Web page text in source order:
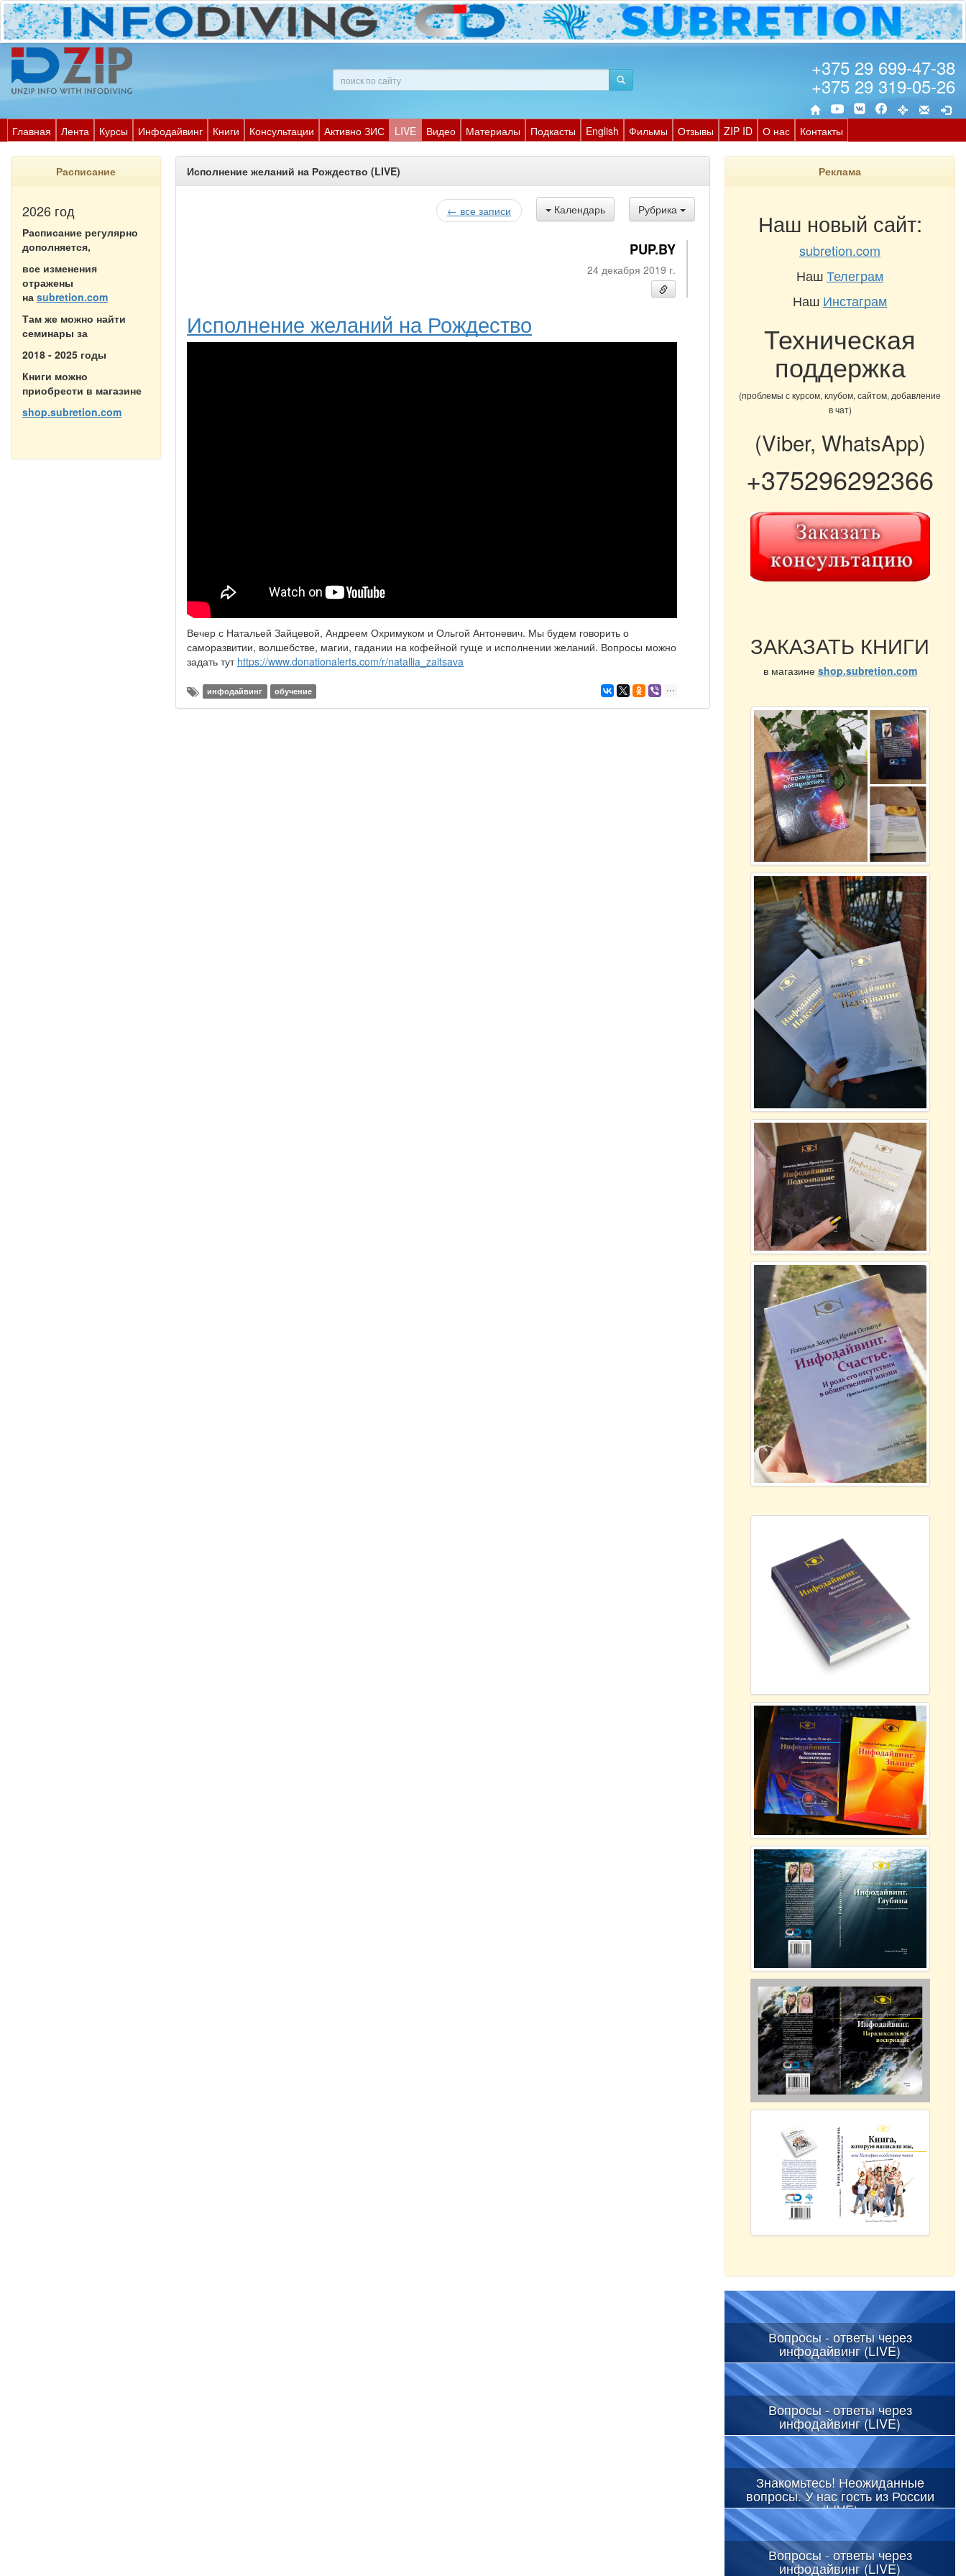
+375 29 699-47-38
+375 29 319-05-26
Главная Лента Курсы Инфодайвинг Книги Консультации Активно ЗИС LIVE Видео Материалы Подкасты English Фильмы Отзывы ZIP ID О нас Контакты
Расписание
2026 год
Расписание регулярно
дополняется,
все изменения
отражены
на subretion.com
Там же можно найти
семинары за
2018 - 2025 годы
Книги можно
приобрести в магазине
shop.subretion.com
Исполнение желаний на Рождество (LIVE)
Рубрика
Календарь
← все записи
PUP.BY
24 декабря 2019 г.
Исполнение желаний на Рождество
Вечер с Натальей Зайцевой, Андреем Охримуком и Ольгой Антоневич. Мы будем говорить о
саморазвитии, волшебстве, магии, гадании на кофейной гуще и исполнении желаний. Вопросы можно
задать тут https://www.donationalerts.com/r/natallia_zaitsava
инфодайвинг обучение
Реклама
Наш новый сайт:
subretion.com
НашТелеграм
Наш Инстаграм
Техническая
поддержка
(проблемы с курсом, клубом, сайтом, добавление
в чат)
(Viber, WhatsApp)
+375296292366
ЗАКАЗАТЬ КНИГИ
в магазине shop.subretion.com
Вопросы - ответы через
инфодайвинг (LIVE)
Вопросы - ответы через
инфодайвинг (LIVE)
Знакомьтесь! Неожиданные
вопросы. У нас гость из России
(LIVE)
Вопросы - ответы через
инфодайвинг (LIVE)